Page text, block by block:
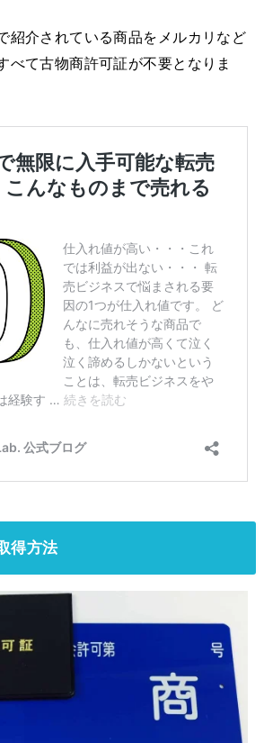
紹介されている商品をメルカリなど
べて古物商許可証が不要となりま
得方法